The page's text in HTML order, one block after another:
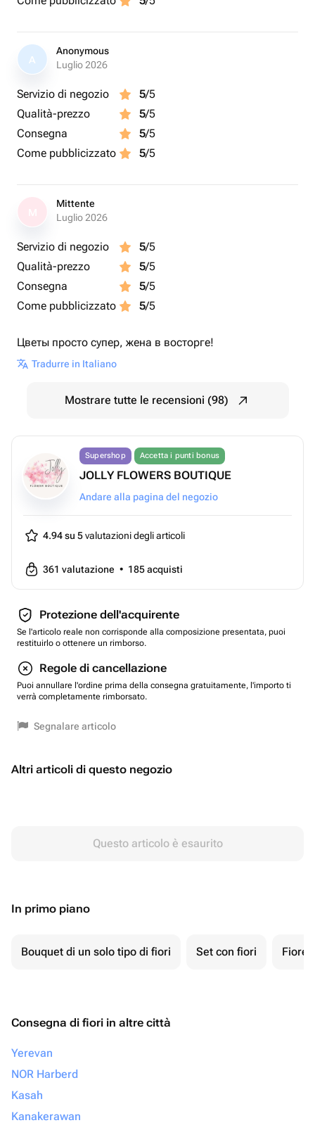
A
Anonymous
Luglio 2026
Servizio di negozio 5/5
Qualità-prezzo
5/5
Consegna
5/5
Come pubblicizzato
5/5
Mittente
Luglio 2026
Servizio di negozio 5/5
Qualità-prezzo
5/5
Consegna
5/5
Come pubblicizzato
5/5
Цветы просто супер, жена в восторге!
Tradurre in Italiano
Mostrare tutte le recensioni (98)
Supershop Accetta i punti bonus
JOLLY FLOWERS BOUTIQUE
Andare alla pagina del negozio
4.94 su 5valutazioni degli articoli
361 valutazione • 185acquisti
Protezione dell'acquirente
Se l'articolo reale non corrisponde alla composizione presentata, puoi
restituirlo o ottenere un rimborso.
Regole di cancellazione
Puoi annullare l'ordine prima della consegna gratuitamente, l'importo ti
verrà completamente rimborsato.
Segnalare articolo
Altri articoli di questo negozio
Questo articolo è esaurito
In primo piano
Bouquet di un solo tipo di fiori Set con fiori Fiore
Consegna di fiori in altre città
Yerevan
NOR Harberd
Kasah
Kanakerawan